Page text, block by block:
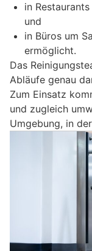
in
und
in Büros um
ermöglicht.
Das
Abläufe genau
Zum Einsatz
und zugleich
Umgebung, in